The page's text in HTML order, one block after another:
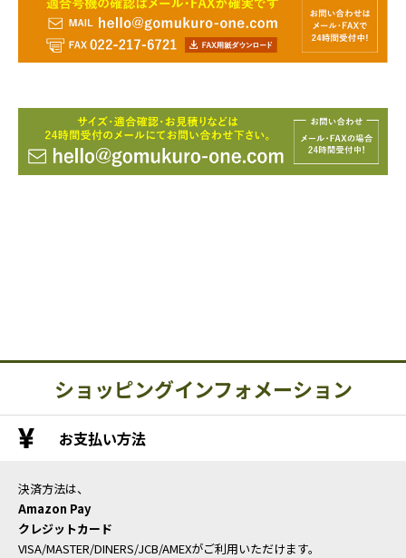
ショッピングインフォメーション
お支払い方法
決済方法は、
Amazon Pay
クレジットカード
VISA/MASTER/DINERS/JCB/AMEXがご利用いただけます。